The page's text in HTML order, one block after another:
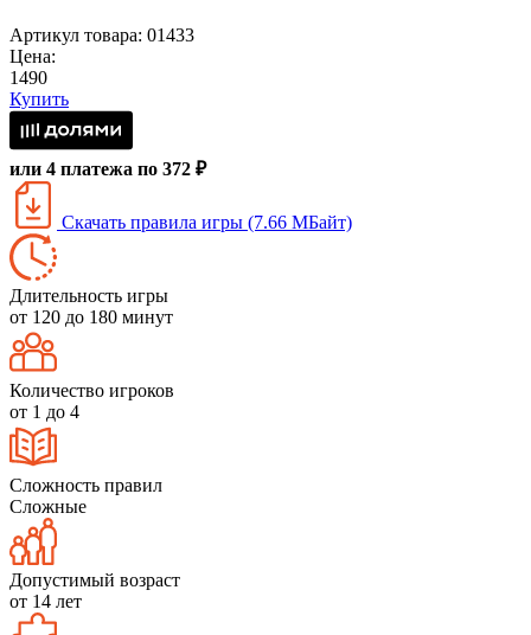
Артикул товара: 01433
Цена:
1490
Купить
или 4 платежа по 372 ₽
Скачать правила игры (7.66 МБайт)
Длительность игры
от 120 до 180 минут
Количество игроков
от 1 до 4
Сложность правил
Сложные
Допустимый возраст
от 14 лет